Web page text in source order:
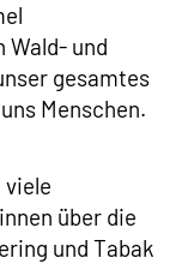
Wald- und
gesamtes
Menschen.
über die
und Tabak